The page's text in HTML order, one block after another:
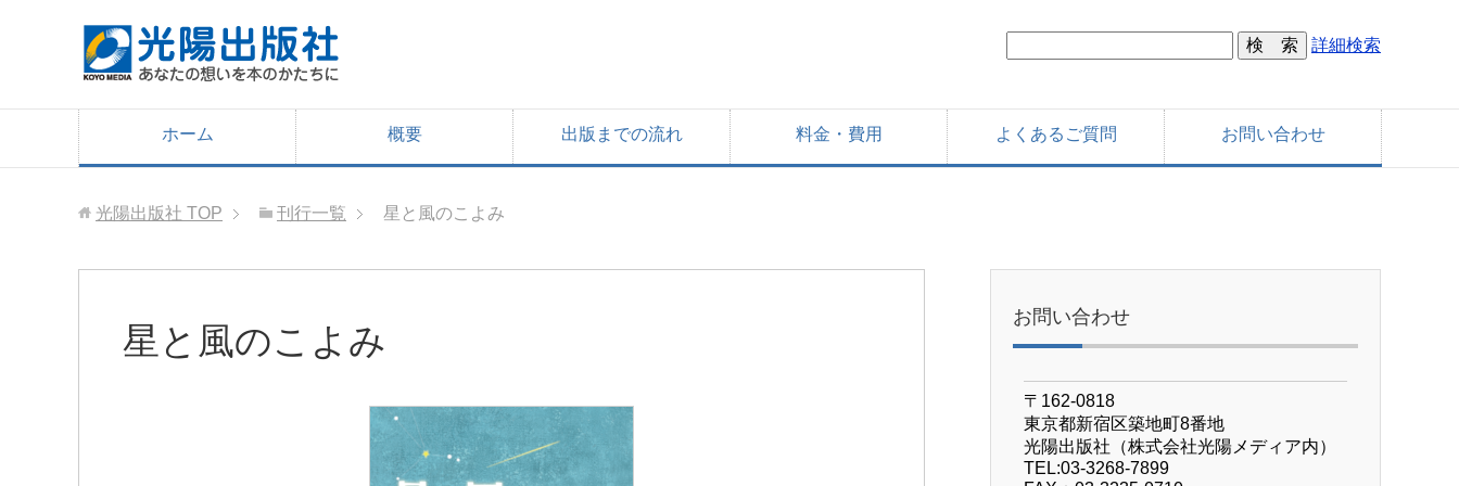
詳細検索
ホーム 概要 出版までの流れ 料金・費用 よくあるご質問 お問い合わせ
光陽出版社 TOP 刊行一覧 星と風のこよみ
星と風のこよみ
お問い合わせ
〒162-0818
東京都新宿区築地町8番地
光陽出版社（株式会社光陽メディア内）
TEL:03-3268-7899